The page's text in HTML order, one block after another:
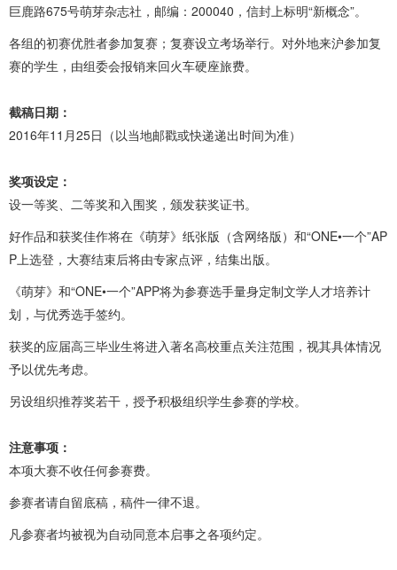
巨鹿路675号萌芽杂志社，邮编：200040，信封上标明“新概念”。
各组的初赛优胜者参加复赛；复赛设立考场举行。对外地来沪参加复
赛的学生，由组委会报销来回火车硬座旅费。
截稿日期：
2016年11月25日（以当地邮戳或快递递出时间为准）
奖项设定：
设一等奖、二等奖和入围奖，颁发获奖证书。
好作品和获奖佳作将在《萌芽》纸张版（含网络版）和“ONE•一个”AP
P上选登，大赛结束后将由专家点评，结集出版。
《萌芽》和“ONE•一个”APP将为参赛选手量身定制文学人才培养计
划，与优秀选手签约。
获奖的应届高三毕业生将进入著名高校重点关注范围，视其具体情况
予以优先考虑。
另设组织推荐奖若干，授予积极组织学生参赛的学校。
注意事项：
本项大赛不收任何参赛费。
参赛者请自留底稿，稿件一律不退。
凡参赛者均被视为自动同意本启事之各项约定。